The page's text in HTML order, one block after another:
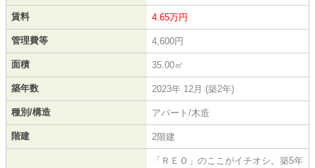
賃料 4.65万円
管理費等 4,600円
面積 35.00㎡
築年数 2023年 12月 (築2年)
種別/構造 アパート/木造
階建 2階建
「ＲＥＯ」のここがイチオシ。築5年